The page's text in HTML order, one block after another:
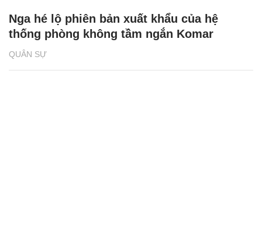
QUÂN SỰ
Nga hé lộ phiên bản xuất khẩu của hệ
thống phòng không tầm ngắn Komar